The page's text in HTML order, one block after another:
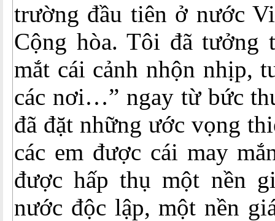
trường đầu tiên ở nước
Cộng hòa. Tôi đã tưởng
mắt cái cảnh nhộn nhịp,
các nơi…” ngay từ bức
đã đặt những ước vọng
các em được cái may
được hấp thụ một nền
nước độc lập, một nền